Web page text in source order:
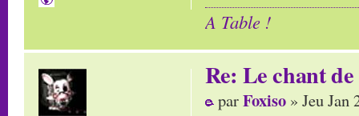
A Table !
Re: Le chant
parFoxiso » Jeu Jan